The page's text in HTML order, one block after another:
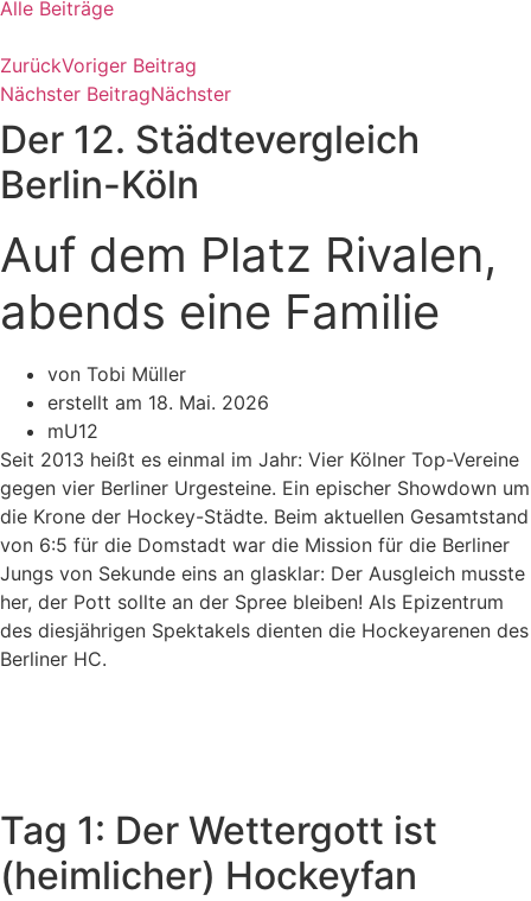
Alle Beiträge
ZurückVoriger Beitrag
Nächster BeitragNächster
Der 12. Städtevergleich
Berlin-Köln
Auf dem Platz Rivalen,
abends eine Familie
von Tobi Müller
erstellt am 18. Mai. 2026
mU12
Seit 2013 heißt es einmal im Jahr: Vier Kölner Top-Vereine
gegen vier Berliner Urgesteine. Ein epischer Showdown um
die Krone der Hockey-Städte. Beim aktuellen Gesamtstand
von 6:5 für die Domstadt war die Mission für die Berliner
Jungs von Sekunde eins an glasklar: Der Ausgleich musste
her, der Pott sollte an der Spree bleiben! Als Epizentrum
des diesjährigen Spektakels dienten die Hockeyarenen des
Berliner HC.
Tag 1: Der Wettergott ist
(heimlicher) Hockeyfan